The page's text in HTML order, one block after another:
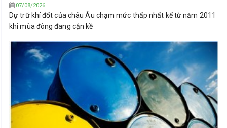
07/08/2026
Dự trữ khí đốt của châu Âu chạm mức thấp nhất kể từ năm 2011
khi mùa đông đang cận kề